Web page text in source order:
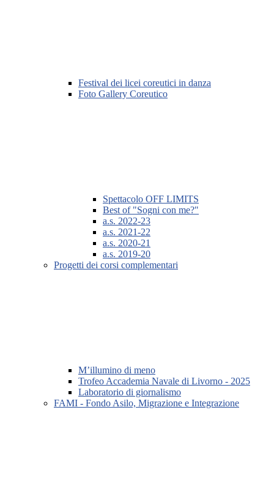
Festival dei licei coreutici in danza
Foto Gallery Coreutico
Spettacolo OFF LIMITS
Best of "Sogni con me?"
a.s. 2022-23
a.s. 2021-22
a.s. 2020-21
a.s. 2019-20
Progetti dei corsi complementari
M’illumino di meno
Trofeo Accademia Navale di Livorno - 2025
Laboratorio di giornalismo
FAMI - Fondo Asilo, Migrazione e Integrazione